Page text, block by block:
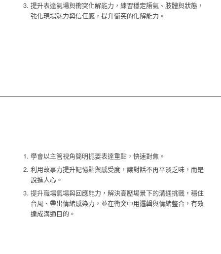
提升表達氣場與衝突化解能力，練習穩定語氣、肢體與狀態，
強化現場魅力與信任感，提升衝突的化解能力。
學會以主管視角簡明扼要表達重點，快速對焦。
利用故事力提升記憶點與感受度，讓對話不再平淡乏味，而是
說進人心。
提升職場氣場與回應能力，解決高壓場景下的溝通挑戰，穩住
台風、帶出情緒感染力，並在衝突中用邏輯與情緒整合，有效
達成溝通目的。